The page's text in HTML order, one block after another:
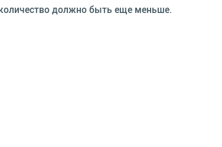
количество должно быть еще меньше.